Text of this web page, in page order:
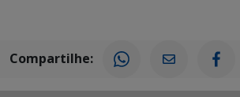
Compartilhe: